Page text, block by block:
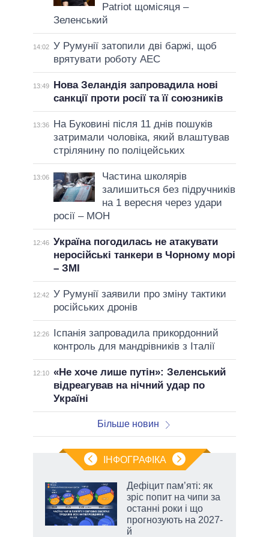
Patriot щомісяця –
Зеленський
14:02 У Румунії затопили дві баржі, щоб
врятувати роботу АЕС
13:49
Нова Зеландія запровадила нові
санкції проти росії та її союзників
13:36
На Буковині після 11 днів пошуків
затримали чоловіка, який влаштував
стрілянину по поліцейських
13:06
Частина школярів
залишиться без підручників
на 1 вересня через удари
росії – МОН
12:46 Україна погодилась не атакувати
неросійські танкери в Чорному морі
– ЗМІ
12:42 У Румунії заявили про зміну тактики
російських дронів
12:26
Іспанія запровадила прикордонний
контроль для мандрівників з Італії
12:10 «Не хоче лише путін»: Зеленський
відреагував на нічний удар по
Україні
Більше новин
ІНФОГРАФІКА
Дефіцит пам’яті: як
зріс попит на чипи за
останні роки і що
прогнозують на 2027-
й